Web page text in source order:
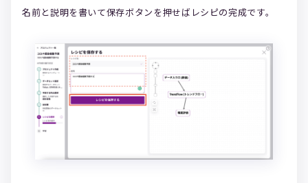
名前と説明を書いて保存ボタンを押せばレシピの完成です。